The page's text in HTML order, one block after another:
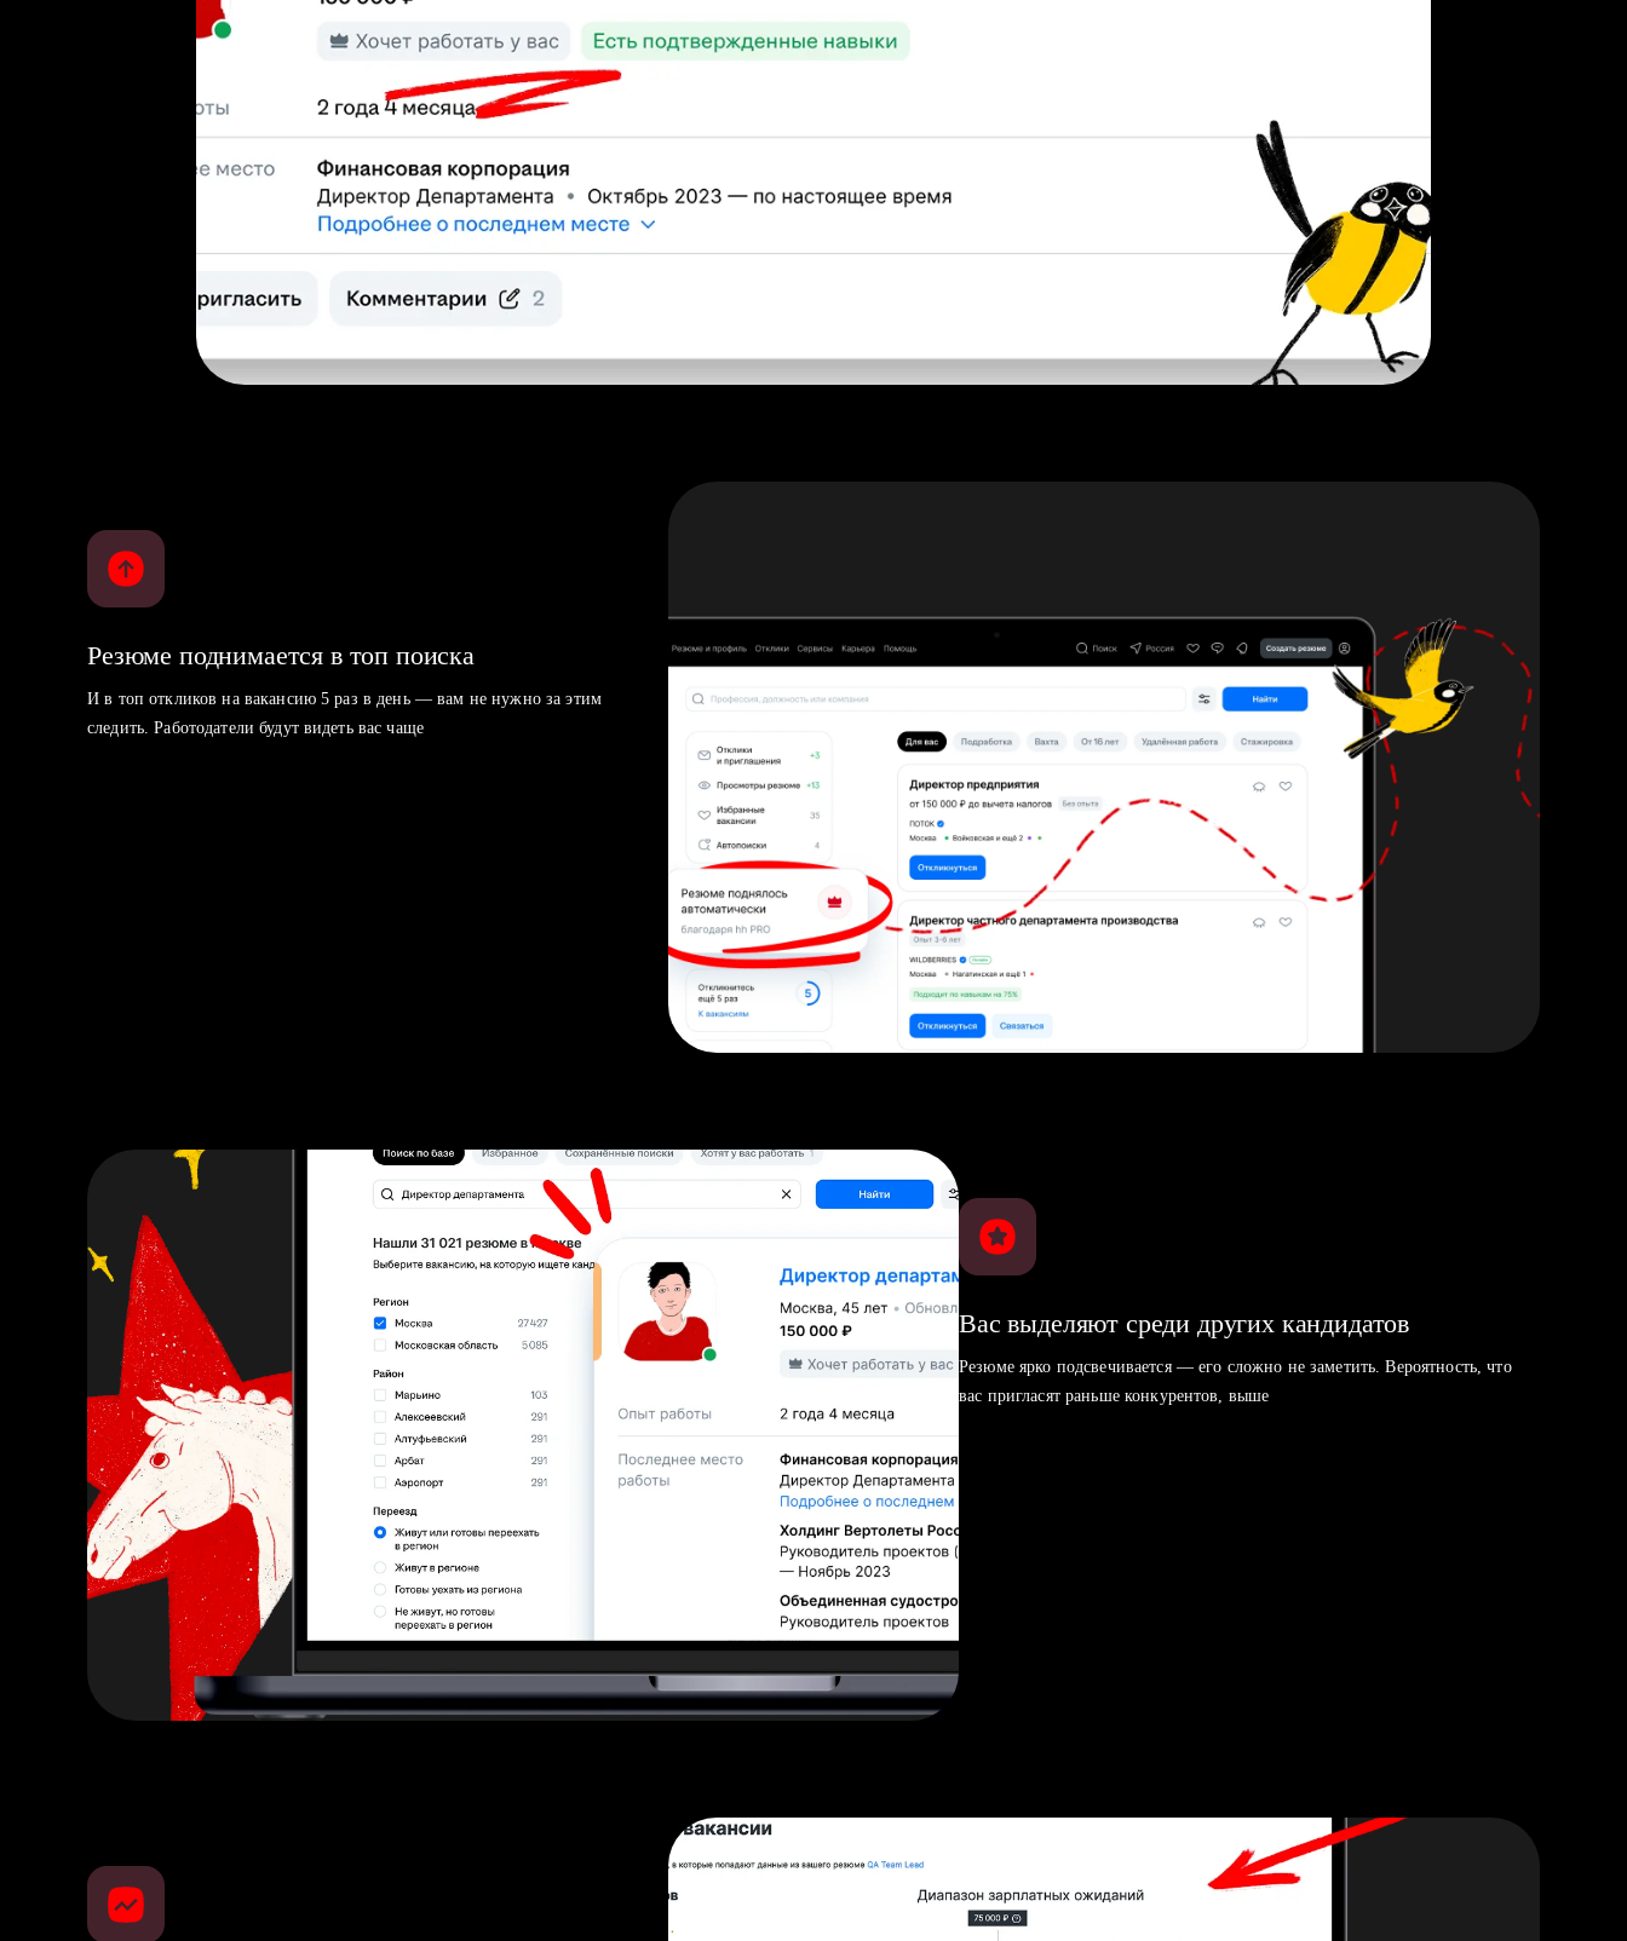
Резюме поднимается в топ поиска
И в топ откликов на вакансию 5 раз в день — вам не нужно за этим
следить. Работодатели будут видеть вас чаще
Вас выделяют среди других кандидатов
Резюме ярко подсвечивается — его сложно не заметить. Вероятность, что
вас пригласят раньше конкурентов, выше